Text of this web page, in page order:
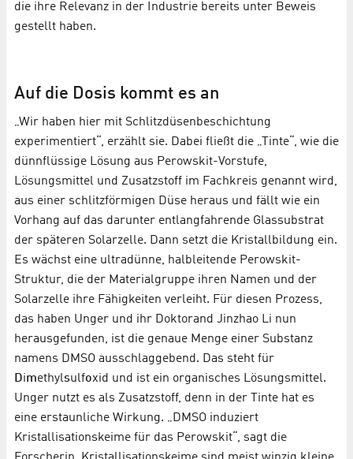
die ihre Relevanz in der Industrie bereits unter Beweis
gestellt haben.
Auf die Dosis kommt es an
„Wir haben hier mit Schlitzdüsenbeschichtung
experimentiert“, erzählt sie. Dabei fließt die „Tinte“, wie die
dünnflüssige Lösung aus Perowskit-Vorstufe,
Lösungsmittel und Zusatzstoff im Fachkreis genannt wird,
aus einer schlitzförmigen Düse heraus und fällt wie ein
Vorhang auf das darunter entlangfahrende Glassubstrat
der späteren Solarzelle. Dann setzt die Kristallbildung ein.
Es wächst eine ultradünne, halbleitende Perowskit-
Struktur, die der Materialgruppe ihren Namen und der
Solarzelle ihre Fähigkeiten verleiht. Für diesen Prozess,
das haben Unger und ihr Doktorand Jinzhao Li nun
herausgefunden, ist die genaue Menge einer Substanz
namens DMSO ausschlaggebend. Das steht für
Dimethylsulfoxid und ist ein organisches Lösungsmittel.
Unger nutzt es als Zusatzstoff, denn in der Tinte hat es
eine erstaunliche Wirkung. „DMSO induziert
Kristallisationskeime für das Perowskit“, sagt die